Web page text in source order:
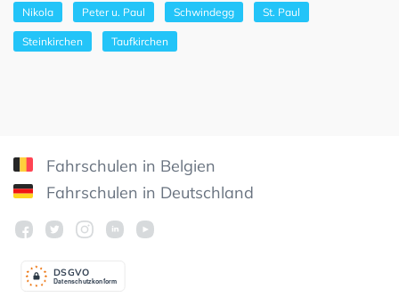
Nikola Peter u. Paul Schwindegg St. Paul
Steinkirchen Taufkirchen
Fahrschulen in Belgien
Fahrschulen in Deutschland
Datenschutzkonform
DSGVO